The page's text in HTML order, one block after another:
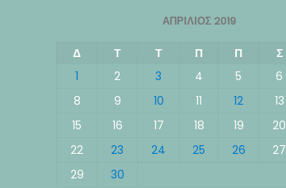
ΑΠΡΊΛΙΟΣ 2019
Δ Τ Τ Π Π Σ
1
2 3 4 5 6
8
9 10 11 12 13
15
16 17 18 19 20
22
23 24 25 26 27
29
30